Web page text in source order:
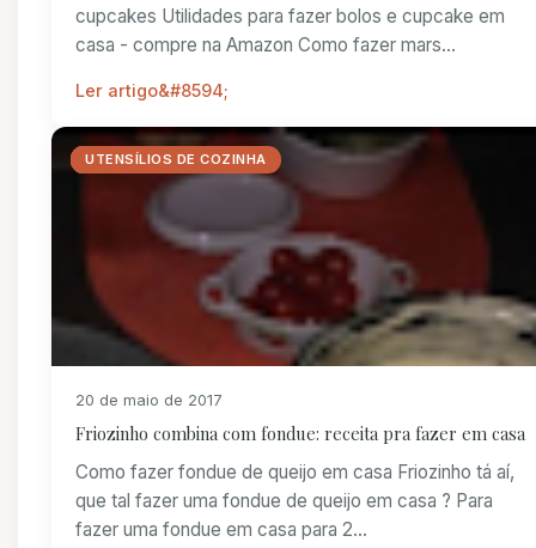
cupcakes Utilidades para fazer bolos e cupcake em
casa - compre na Amazon Como fazer mars...
Ler artigo
_RECEITINHAS
JANTAR ROMANTICO
LUGARES FRIOS
RECEITAS
UTENSÍLIOS DE COZINHA
20 de maio de 2017
Friozinho combina com fondue: receita pra fazer em casa
Como fazer fondue de queijo em casa Friozinho tá aí,
que tal fazer uma fondue de queijo em casa ? Para
fazer uma fondue em casa para 2...